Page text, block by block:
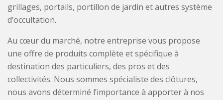
grillages, portails, portillon de jardin et autres système
d’occultation.
Au cœur du marché, notre entreprise vous propose
une offre de produits complète et spécifique à
destination des particuliers, des pros et des
collectivités. Nous sommes spécialiste des clôtures,
nous avons déterminé l’importance à apporter à nos